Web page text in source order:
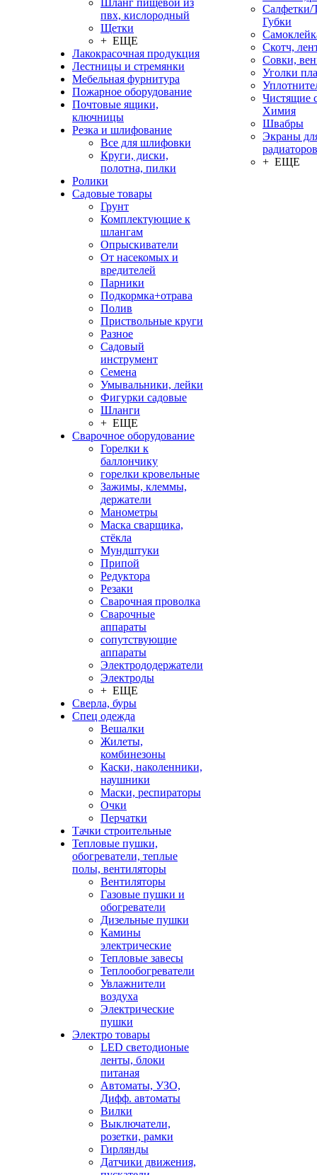
Шланг пищевой из
пвх, кислородный
Щетки
+ ЕЩЕ
Лакокрасочная продукция
Лестницы и стремянки
Мебельная фурнитура
Пожарное оборудование
Почтовые ящики,
ключницы
Резка и шлифование
Все для шлифовки
Круги, диски,
полотна, пилки
Ролики
Садовые товары
Грунт
Комплектующие к
шлангам
Опрыскиватели
От насекомых и
вредителей
Парники
Подкормка+отрава
Полив
Приствольные круги
Разное
Садовый
инструмент
Семена
Умывальники, лейки
Фигурки садовые
Шланги
+ ЕЩЕ
Сварочное оборудование
Горелки к
баллончику
горелки кровельные
Зажимы, клеммы,
держатели
Манометры
Маска сварщика,
стёкла
Мундштуки
Припой
Редуктора
Резаки
Сварочная проволка
Сварочные
аппараты
сопутствующие
аппараты
Электрододержатели
Электроды
+ ЕЩЕ
Сверла, буры
Спец одежда
Вешалки
Жилеты,
комбинезоны
Каски, наколенники,
наушники
Маски, респираторы
Очки
Перчатки
Тачки строительные
Тепловые пушки,
обогреватели, теплые
полы, вентиляторы
Вентиляторы
Газовые пушки и
обогреватели
Дизельные пушки
Камины
электрические
Тепловые завесы
Теплообогреватели
Увлажнители
воздуха
Электрические
пушки
Электро товары
LED светодионые
ленты, блоки
питаная
Автоматы, УЗО,
Дифф. автоматы
Вилки
Выключатели,
розетки, рамки
Гирлянды
Датчики движения,
Салфетки/
Губки
Скотч,
Совки,
Уголки
Чистящие
Химия
Швабры
Экраны
радиаторов
+ ЕЩЕ